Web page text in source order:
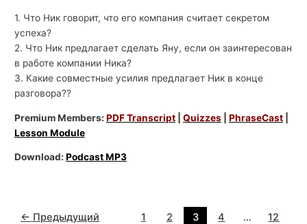
1. Что Ник говорит, что его компания считает секретом
успеха?
2. Что Ник предлагает сделать Яну, если он заинтересован
в работе компании Ника?
3. Какие совместные усилия предлагает Ник в конце
разговора??
Premium Members:PDF Transcript |Quizzes |PhraseCast
Lesson Module
Download:Podcast MP3
← Предыдущий 1 2 3 4 …
12